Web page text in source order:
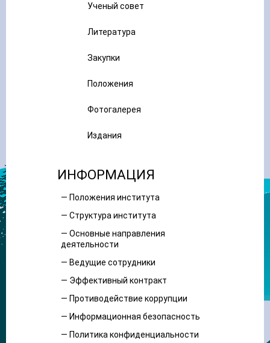
Ученый совет
Литература
Закупки
Положения
Фотогалерея
Издания
ИНФОРМАЦИЯ
— Положения института
— Структура института
— Основные направления
деятельности
— Ведущие сотрудники
— Эффективный контракт
— Противодействие коррупции
— Информационная безопасность
— Политика конфиденциальности